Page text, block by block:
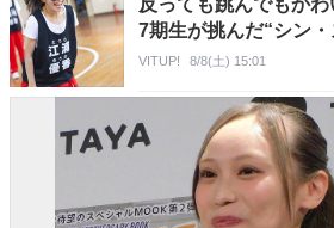
反っても跳んでもか
7期生が挑んだ“シン
VITUP! 8/8(土) 15:01